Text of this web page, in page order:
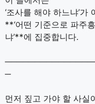
‘조사를 해야 하느냐’가
**‘어떤 기준으로 파주
냐’**에 집중합니다.
─
먼저 짚고 가야 할 사실